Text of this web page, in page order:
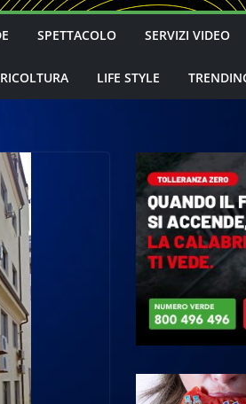
SPETTACOLO SERVIZI VIDEO
LIFE STYLE